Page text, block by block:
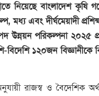
নিয়েছে বাংলাদেশ কৃষি
মধ্য এবং দীর্ঘমেয়াদী
উন্নয়ন পরিকল্পনা ২০২৫
বিদেশি ১২০জন বিজ্ঞানীকে
রাজস্ব ও বৈদেশিক